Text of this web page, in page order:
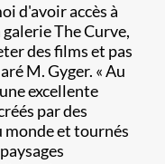
d'avoir accès à
The Curve,
des films et pas
M. Gyger. « Au
excellente
par des
et tournés